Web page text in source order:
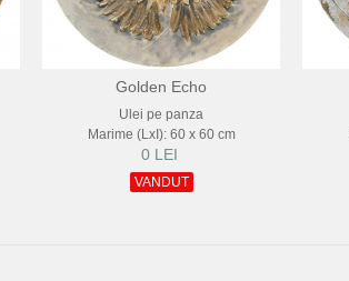
Golden Echo
Ulei pe panza
Marime (LxI): 60 x 60 cm
0 LEI
VANDUT